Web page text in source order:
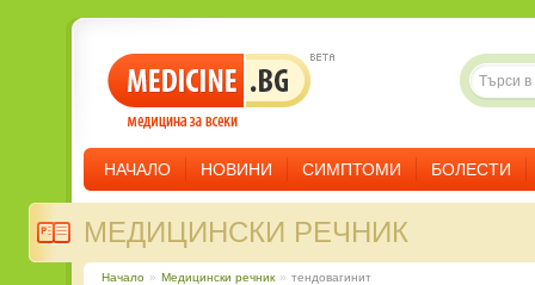
НАЧАЛО НОВИНИ СИМПТОМИ БОЛЕСТИ
МЕДИЦИНСКИ РЕЧНИК
Начало » Медицински речник » тендовагинит